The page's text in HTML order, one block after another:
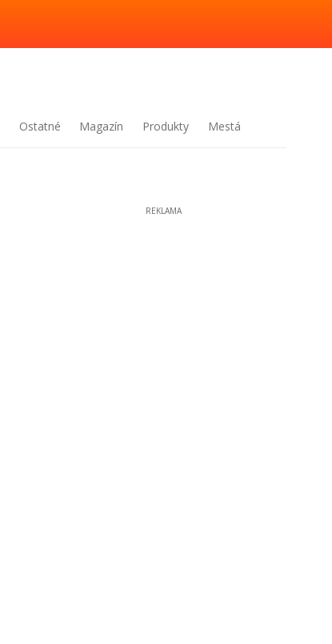
Ostatné Magazín Produkty Mestá
REKLAMA